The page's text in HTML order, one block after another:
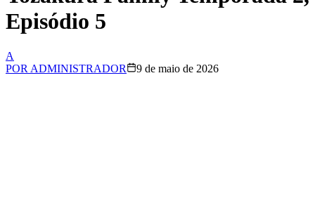
Episódio 5
A
POR ADMINISTRADOR 9 de maio de 2026